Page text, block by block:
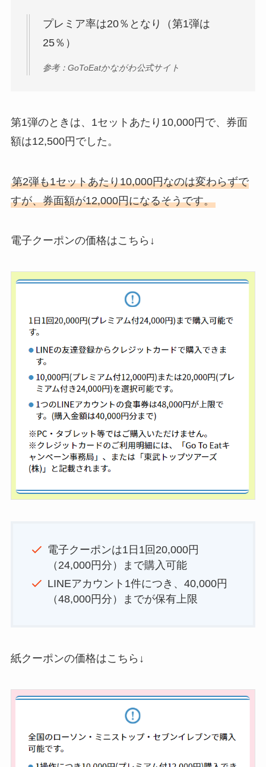
プレミア率は20％となり（第1弾は
25％）
参考：GoToEatかながわ公式サイト
第1弾のときは、1セットあたり10,000円で、券面
額は12,500円でした。
第2弾も1セットあたり10,000円なのは変わらずで
すが、券面額が12,000円になるそうです。
電子クーポンの価格はこちら↓
電子クーポンは1日1回20,000円
（24,000円分）まで購入可能
LINEアカウント1件につき、40,000円
（48,000円分）までが保有上限
紙クーポンの価格はこちら↓